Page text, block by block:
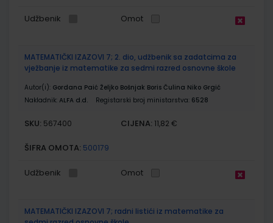
Udžbenik Omot
MATEMATIČKI IZAZOVI 7; 2. dio, udžbenik sa zadatcima za
vježbanje iz matematike za sedmi razred osnovne škole
Autor(i): Gordana Paić Željko Bošnjak Boris Čulina Niko Grgić
Nakladnik: ALFA d.d. Registarski broj ministarstva: 6528
SKU: 567400 CIJENA: 11,82 €
ŠIFRA OMOTA: 500179
Udžbenik Omot
MATEMATIČKI IZAZOVI 7; radni listići iz matematike za